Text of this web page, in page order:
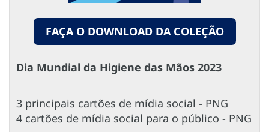
FAÇA O DOWNLOAD DA COLEÇÃO
Dia Mundial da Higiene das Mãos 2023
3 principais cartões de mídia social - PNG
4 cartões de mídia social para o público - PNG